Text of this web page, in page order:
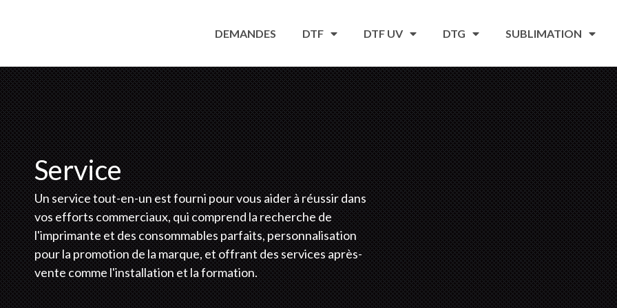
DEMANDES DTF DTF UV DTG SUBLIMATION
Service
Un service tout-en-un est fourni pour vous aider à réussir dans
vos efforts commerciaux, qui comprend la recherche de
l'imprimante et des consommables parfaits, personnalisation
pour la promotion de la marque, et offrant des services après-
vente comme l'installation et la formation.